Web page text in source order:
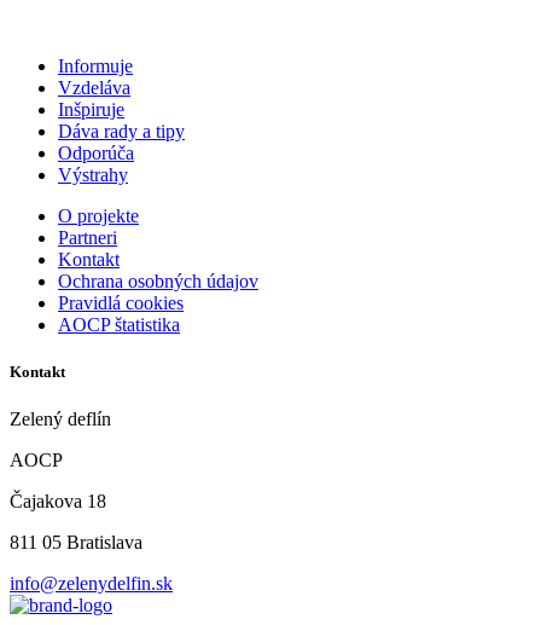
Informuje
Vzdeláva
Inšpiruje
Dáva rady a tipy
Odporúča
Výstrahy
O projekte
Partneri
Kontakt
Ochrana osobných údajov
Pravidlá cookies
AOCP štatistika
Kontakt
Zelený deflín
AOCP
Čajakova 18
811 05 Bratislava
info@zelenydelfin.sk